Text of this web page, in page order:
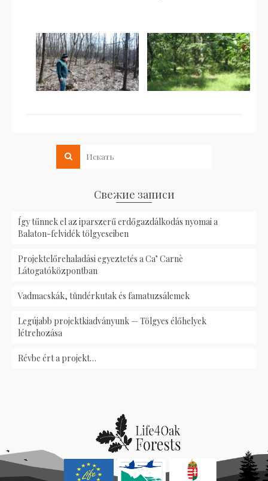
Свежие записи
Így tűnnek el az iparszerű erdőgazdálkodás nyomai a
Balaton-felvidék tölgyeseiben
Projektelőrehaladási egyeztetés a Ca’ Carnè
Látogatóközpontban
Vadmacskák, tündérkutak és famatuzsálemek
Legújabb projektkiadványunk — Tölgyes élőhelyek
létrehozása
Révbe ért a projekt…